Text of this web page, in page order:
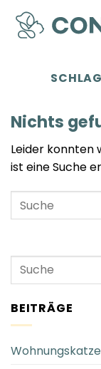
Zum
Inhalt
springen
Nichts
Leider konnten
ist eine Suche
BEITRÄGE